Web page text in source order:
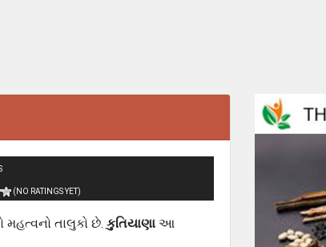
(NO RATINGS YET)
મહત્વનો તાલુકો છે. કુતિયાણા આ